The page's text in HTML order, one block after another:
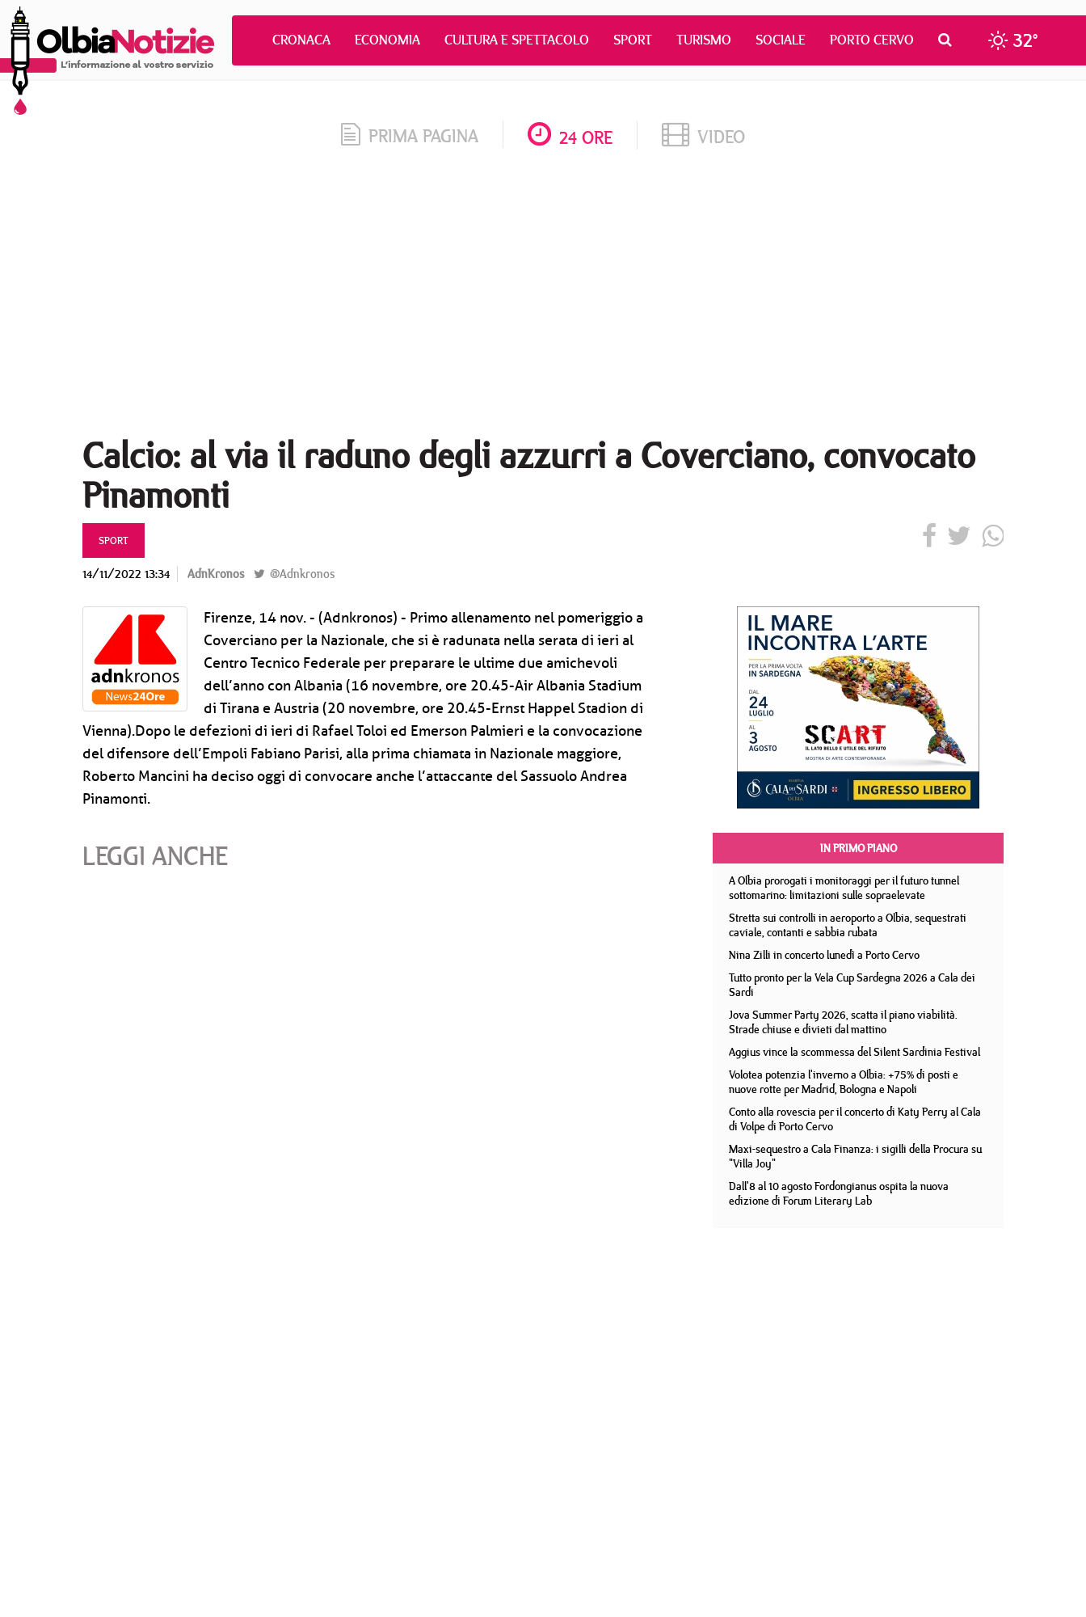
CRONACA ECONOMIA CULTURA E SPETTACOLO SPORT TURISMO SOCIALE PORTO CERVO 32°
PRIMA PAGINA 24 ORE VIDEO
Calcio: al via il raduno degli azzurri a Coverciano, convocato
Pinamonti
SPORT
14/11/2022 13:34 AdnKronos @Adnkronos
Firenze, 14 nov. - (Adnkronos) - Primo allenamento nel pomeriggio a
Coverciano per la Nazionale, che si è radunata nella serata di ieri al
Centro Tecnico Federale per preparare le ultime due amichevoli
dell’anno con Albania (16 novembre, ore 20.45-Air Albania Stadium
di Tirana e Austria (20 novembre, ore 20.45-Ernst Happel Stadion di
Vienna).Dopo le defezioni di ieri di Rafael Toloi ed Emerson Palmieri e la convocazione
del difensore dell’Empoli Fabiano Parisi, alla prima chiamata in Nazionale maggiore,
Roberto Mancini ha deciso oggi di convocare anche l’attaccante del Sassuolo Andrea
Pinamonti.
LEGGI ANCHE
IN PRIMO PIANO
A Olbia prorogati i monitoraggi per il futuro tunnel
sottomarino: limitazioni sulle sopraelevate
Stretta sui controlli in aeroporto a Olbia, sequestrati
caviale, contanti e sabbia rubata
Nina Zilli in concerto lunedì a Porto Cervo
Tutto pronto per la Vela Cup Sardegna 2026 a Cala dei
Sardi
Jova Summer Party 2026, scatta il piano viabilità.
Strade chiuse e divieti dal mattino
Aggius vince la scommessa del Silent Sardinia Festival
Volotea potenzia l'inverno a Olbia: +75% di posti e
nuove rotte per Madrid, Bologna e Napoli
Conto alla rovescia per il concerto di Katy Perry al Cala
di Volpe di Porto Cervo
Maxi-sequestro a Cala Finanza: i sigilli della Procura su
"Villa Joy"
Dall'8 al 10 agosto Fordongianus ospita la nuova
edizione di Forum Literary Lab